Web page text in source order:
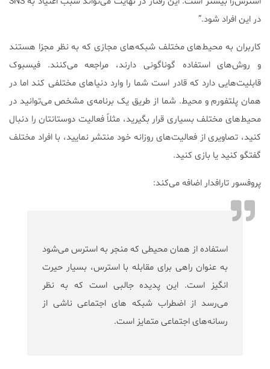
در این افراد شود.”
کاربران به محیط‌های مختلف شبکه‌های مجازی که به نظر مجزا هستند
و روش‌های استفاده گوناگونی دارند، مراجعه می‌کنند. فیسبوک
قابلیت‌هایی دارد که قادر است شما را وارد دنیا‌های مختلفی کند اما در
همان پلتفورم و محیط. شما از طریق یک برنامه‌ی مشخص می‌توانید در
محیط‌های مختلف بسیاری قرار بگیرید، مثلاً فعالیت دوستانتان را دنبال
کنید، تصاویری از فعالیت‌های روزانه خود منتشر نمایید، با افراد مختلف
گفتگو کنید یا بازی کنید.
پروفسور تارافدار اضافه می‌کند:
استفاده از همان محیطی که منجر به استرس می‌شود
به عنوان راهی برای مقابله با استرس، بسیار حیرت
انگیز است. این پدیده جالبی است که به نظر
می‌رسد از اضطراب شبکه های اجتماعی ناشی از
رسانه‌های اجتماعی متمایز است.